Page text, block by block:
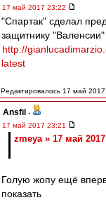
17 май 2017 23:22
"Спартак" сделал
защитнику
http://
latest
Редактировалось 17 май
Ansfil -
17 май 2017 23:21
zmeya » 17 май
Голую жопу ещё
показать